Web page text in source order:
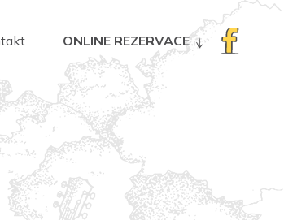
ONLINE REZERVACE